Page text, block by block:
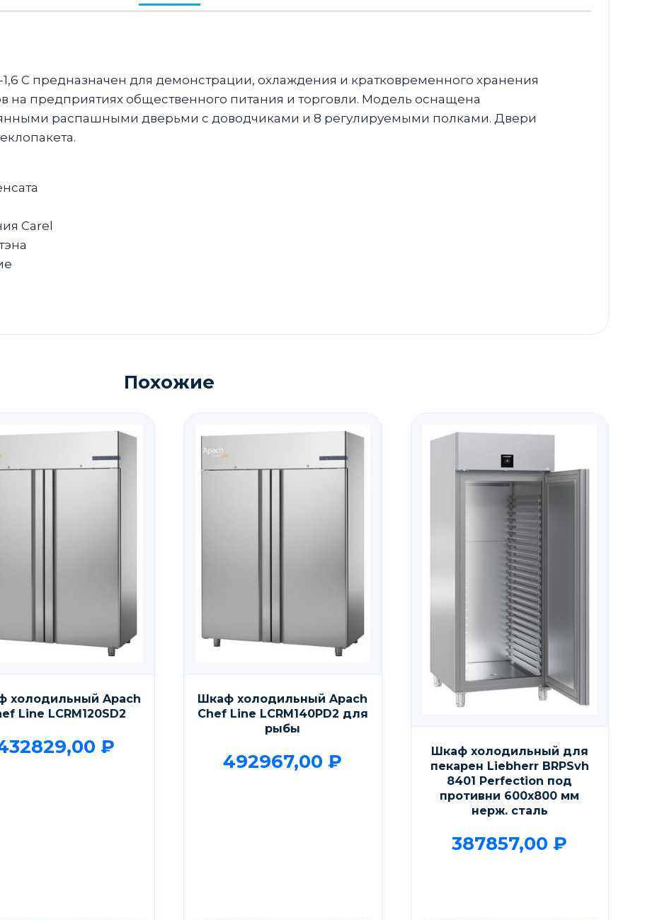
С предназначен для демонстрации, охлаждения и кратковременного хранения
на предприятиях общественного питания и торговли. Модель оснащена
распашными дверьми с доводчиками и 8 регулируемыми полками. Двери
Carel
Похожие
холодильный Apach
Line LCRM120SD2
₽
Шкаф холодильный Apach
Chef Line LCRM140PD2 для
рыбы
492967,00₽
Шкаф холодильный для
пекарен Liebherr BRPSvh
8401 Perfection под
противни 600х800 мм
нерж. сталь
387857,00₽